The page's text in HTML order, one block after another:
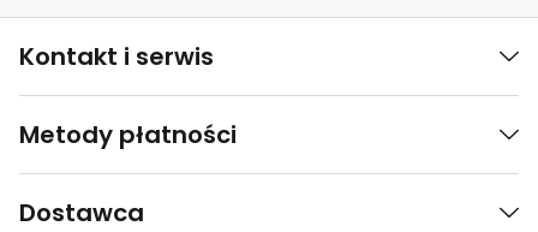
Kontakt i serwis
Metody płatności
Dostawca